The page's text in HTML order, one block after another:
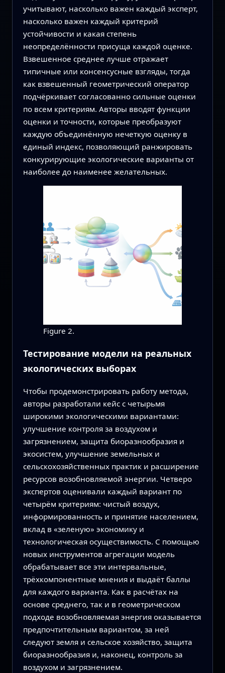
учитывают, насколько важен каждый эксперт,
насколько важен каждый критерий
устойчивости и какая степень
неопределённости присуща каждой оценке.
Взвешенное среднее лучше отражает
типичные или консенсусные взгляды, тогда
как взвешенный геометрический оператор
подчёркивает согласованно сильные оценки
по всем критериям. Авторы вводят функции
оценки и точности, которые преобразуют
каждую объединённую нечеткую оценку в
единый индекс, позволяющий ранжировать
конкурирующие экологические варианты от
наиболее до наименее желательных.
Figure 2.
Тестирование модели на реальных
экологических выборах
Чтобы продемонстрировать работу метода,
авторы разработали кейс с четырьмя
широкими экологическими вариантами:
улучшение контроля за воздухом и
загрязнением, защита биоразнообразия и
экосистем, улучшение земельных и
сельскохозяйственных практик и расширение
ресурсов возобновляемой энергии. Четверо
экспертов оценивали каждый вариант по
четырём критериям: чистый воздух,
информированность и принятие населением,
вклад в «зеленую» экономику и
технологическая осуществимость. С помощью
новых инструментов агрегации модель
обрабатывает все эти интервальные,
трёхкомпонентные мнения и выдаёт баллы
для каждого варианта. Как в расчётах на
основе среднего, так и в геометрическом
подходе возобновляемая энергия оказывается
предпочтительным вариантом, за ней
следуют земля и сельское хозяйство, защита
биоразнообразия и, наконец, контроль за
воздухом и загрязнением.